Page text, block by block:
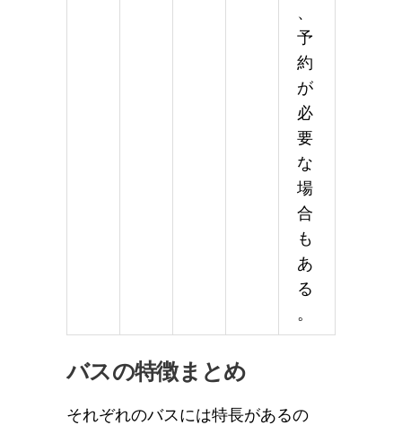
、
予
約
が
必
要
な
場
合
も
あ
る
。
バスの特徴まとめ
それぞれのバスには特長があるの